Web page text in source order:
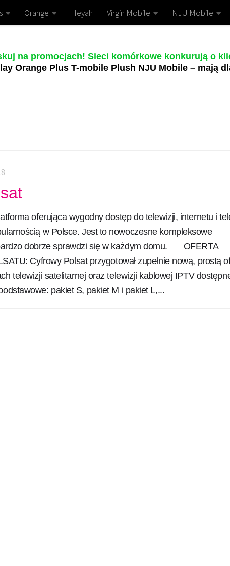
Orange Heyah Virgin Mobile NJU Mobile
na promocjach! Sieci komórkowe konkurują o
Orange Plus T-mobile Plush NJU Mobile – mają
oferująca wygodny dostęp do telewizji, internetu i
w Polsce. Jest to nowoczesne kompleksowe
dobrze sprawdzi się w każdym domu. OFERTA
Cyfrowy Polsat przygotował zupełnie nową, prostą
telewizji satelitarnej oraz telewizji kablowej IPTV
pakiet S, pakiet M i pakiet L,...